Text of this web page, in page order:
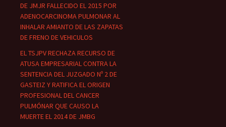
DE JMJR FALLECIDO EL 2015 POR
ADENOCARCINOMA PULMONAR AL
INHALAR AMIANTO DE LAS ZAPATAS
DE FRENO DE VEHICULOS
EL TSJPV RECHAZA RECURSO DE
ATUSA EMPRESARIAL CONTRA LA
SENTENCIA DEL JUZGADO Nº 2 DE
GASTEIZ Y RATIFICA EL ORIGEN
PROFESIONAL DEL CANCER
PULMÓNAR QUE CAUSO LA
MUERTE EL 2014 DE JMBG